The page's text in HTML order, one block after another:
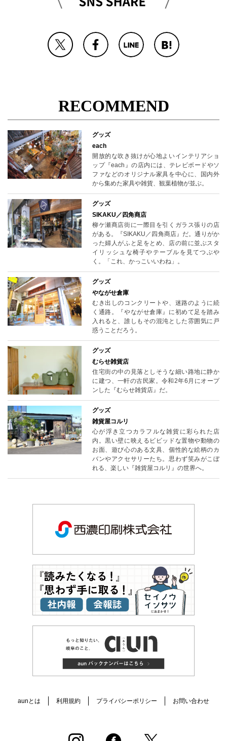
RECOMMEND
グッズ
each
開放的な吹き抜けが心地よいインテリアショ
ップ『each』の店内には、テレビボードやソ
ファなどのオリジナル家具を中心に、国内外
から集めた家具や雑貨、観葉植物が並ぶ。
グッズ
SIKAKU／四角商店
柳ケ瀬商店街に一際目を引くガラス張りの店
がある。『SIKAKU／四角商店』だ。通りがか
った婦人がふと足をとめ、店の前に並ぶスタ
イリッシュな椅子やテーブルを見てつぶや
く。「これ、かっこいいわね」。
グッズ
やながせ倉庫
むき出しのコンクリートや、迷路のように続
く通路。『やながせ倉庫』に初めて足を踏み
入れると、誰しもその混沌とした雰囲気に戸
惑うことだろう。
グッズ
むらせ雑貨店
住宅街の中の見落としそうな細い路地に静か
に建つ、一軒の古民家。令和2年6月にオープ
ンした『むらせ雑貨店』だ。
グッズ
雑貨屋コルリ
心が浮き立つカラフルな雑貨に彩られた店
内。黒い壁に映えるビビッドな置物や動物の
お面、遊び心のある文具、個性的な絵柄のカ
バンやアクセサリーたち。思わず笑みがこぼ
れる、楽しい『雑貨屋コルリ』の世界へ。
aunとは 利用規約 プライバシーポリシー お問い合わせ